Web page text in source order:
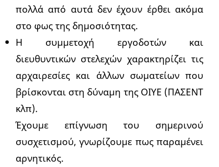
πολλά από αυτά δεν έχουν έρθει ακόμα
στο φως της δημοσιότητας.
Η συμμετοχή εργοδοτών και
διευθυντικών στελεχών χαρακτηρίζει τις
αρχαιρεσίες και άλλων σωματείων που
βρίσκονται στη δύναμη της ΟΙΥΕ (ΠΑΣΕΝΤ
κλπ).
Έχουμε επίγνωση του σημερινού
συσχετισμού, γνωρίζουμε πως παραμένει
αρνητικός.